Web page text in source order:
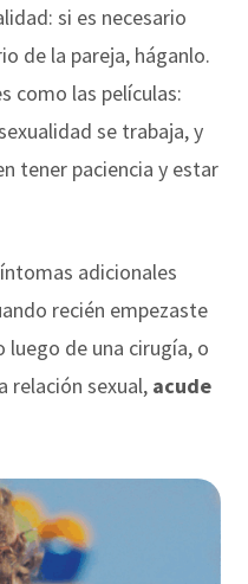
si es necesario
de la pareja, háganlo.
como las películas:
se trabaja, y
tener paciencia y estar
adicionales
recién empezaste
de una cirugía, o
relación sexual, acude